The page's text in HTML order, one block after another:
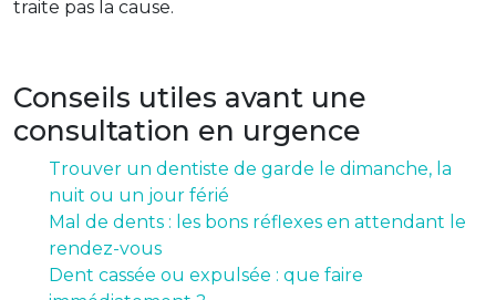
traite pas la cause.
Conseils utiles avant une
consultation en urgence
Trouver un dentiste de garde le dimanche, la
nuit ou un jour férié
Mal de dents : les bons réflexes en attendant le
rendez-vous
Dent cassée ou expulsée : que faire